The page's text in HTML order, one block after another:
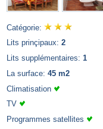
Catégorie:
Lits prinçipaux: 2
Lits supplémentaires: 1
La surface: 45 m2
Climatisation
TV
Programmes satellites